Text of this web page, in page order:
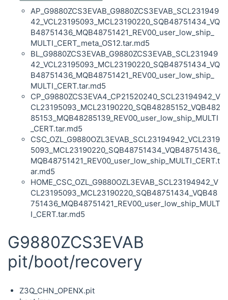
AP_G9880ZCS3EVAB_G9880ZCS3EVAB_SCL231949
42_VCL23195093_MCL23190220_SQB48751434_VQ
B48751436_MQB48751421_REV00_user_low_ship_
MULTI_CERT_meta_OS12.tar.md5
BL_G9880ZCS3EVAB_G9880ZCS3EVAB_SCL231949
42_VCL23195093_MCL23190220_SQB48751434_VQ
B48751436_MQB48751421_REV00_user_low_ship_
MULTI_CERT.tar.md5
CP_G9880ZCS3EVA4_CP21520240_SCL23194942_V
CL23195093_MCL23190220_SQB48285152_VQB482
85153_MQB48285139_REV00_user_low_ship_MULTI
_CERT.tar.md5
CSC_OZL_G9880OZL3EVAB_SCL23194942_VCL2319
5093_MCL23190220_SQB48751434_VQB48751436_
MQB48751421_REV00_user_low_ship_MULTI_CERT.t
ar.md5
HOME_CSC_OZL_G9880OZL3EVAB_SCL23194942_V
CL23195093_MCL23190220_SQB48751434_VQB48
751436_MQB48751421_REV00_user_low_ship_MULT
I_CERT.tar.md5
G9880ZCS3EVAB
pit/boot/recovery
Z3Q_CHN_OPENX.pit